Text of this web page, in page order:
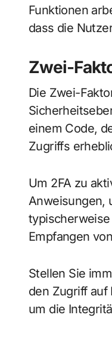
Funktionen
dass die
Zwei-
Die Zwei-
einem Code,
Zugriffs
Um 2FA zu
Anweisungen,
Empfangen
Stellen Sie
den Zugriff auf
um die